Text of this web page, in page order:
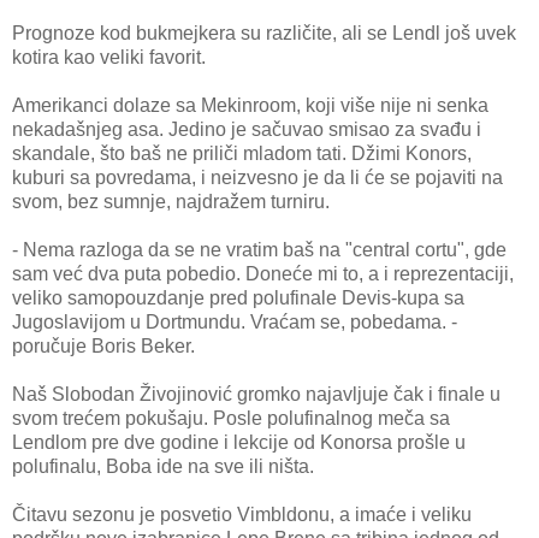
Prognoze kod bukmejkera su različite, ali se Lendl još uvek
kotira kao veliki favorit.
Amerikanci dolaze sa Mekinroom, koji više nije ni senka
nekadašnjeg asa. Jedino je sačuvao smisao za svađu i
skandale, što baš ne priliči mladom tati. Džimi Konors,
kuburi sa povredama, i neizvesno je da li će se pojaviti na
svom, bez sumnje, najdražem turniru.
- Nema razloga da se ne vratim baš na "central cortu", gde
sam već dva puta pobedio. Doneće mi to, a i reprezentaciji,
veliko samopouzdanje pred polufinale Devis-kupa sa
Jugoslavijom u Dortmundu. Vraćam se, pobedama. -
poručuje Boris Beker.
Naš Slobodan Živojinović gromko najavljuje čak i finale u
svom trećem pokušaju. Posle polufinalnog meča sa
Lendlom pre dve godine i lekcije od Konorsa prošle u
polufinalu, Boba ide na sve ili ništa.
Čitavu sezonu je posvetio Vimbldonu, a imaće i veliku